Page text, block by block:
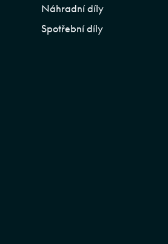
Náhradní díly
Spotřební díly